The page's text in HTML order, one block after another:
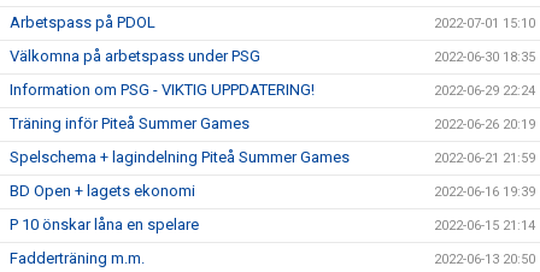
Arbetspass på PDOL 2022-07-01 15:10
Välkomna på arbetspass under PSG 2022-06-30 18:35
Information om PSG - VIKTIG UPPDATERING! 2022-06-29 22:24
Träning inför Piteå Summer Games 2022-06-26 20:19
Spelschema + lagindelning Piteå Summer Games 2022-06-21 21:59
BD Open + lagets ekonomi 2022-06-16 19:39
P 10 önskar låna en spelare 2022-06-15 21:14
Fadderträning m.m. 2022-06-13 20:50